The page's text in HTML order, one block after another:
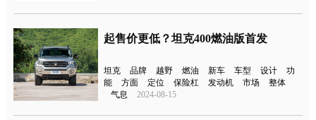
起售价更低？坦克400燃油版首发
坦克 品牌 越野 燃油 新车 车型 设计
功
能
方面 定位 保险杠 发动机 市场
整体
气息
2024-08-15